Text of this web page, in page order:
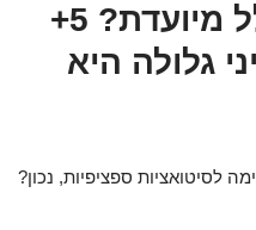
3. אז למי היא בכלל מיועדת? 5+
גלולה היא
לסיטואציות ספציפיות, נכון?